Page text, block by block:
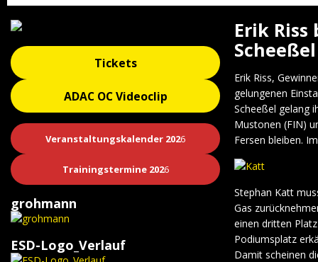
Erik
Erik Riss,
gelungenen
Scheeßel gelang
Mustonen (FIN)
Fersen bleiben.
Stephan Katt
Gas
einen dritten
Podiumsplatz
Damit scheinen
Tickets
ADAC OC Videoclip
Veranstaltungskalender 2026
Trainingstermine 2026
grohmann
ESD-Logo_Verlauf